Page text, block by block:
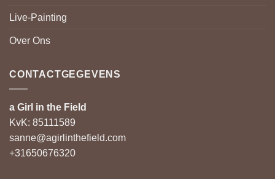
Live-Painting
Over Ons
CONTACTGEGEVENS
a Girl in the Field
KvK: 85111589
sanne@agirlinthefield.com
+31650676320